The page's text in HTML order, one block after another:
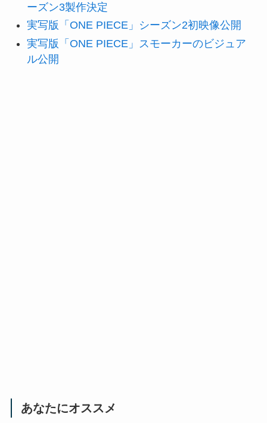
ーズン3製作決定
実写版「ONE PIECE」シーズン2初映像公開
実写版「ONE PIECE」スモーカーのビジュア
ル公開
あなたにオススメ